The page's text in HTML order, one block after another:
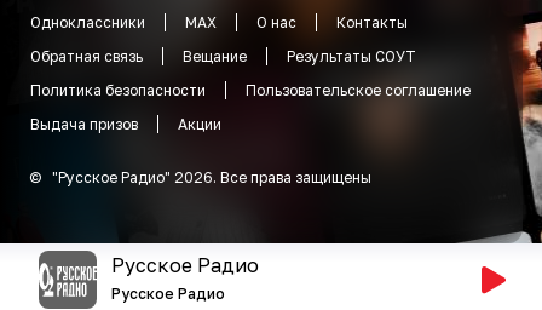
Одноклассники
MAX О нас
Контакты
Обратная связь
Вещание
Результаты СОУТ
Политика безопасности
Пользовательское соглашение
Выдача призов
Акции
© "Русское Радио" 2026. Все права защищены
Русское Радио
Русское Радио